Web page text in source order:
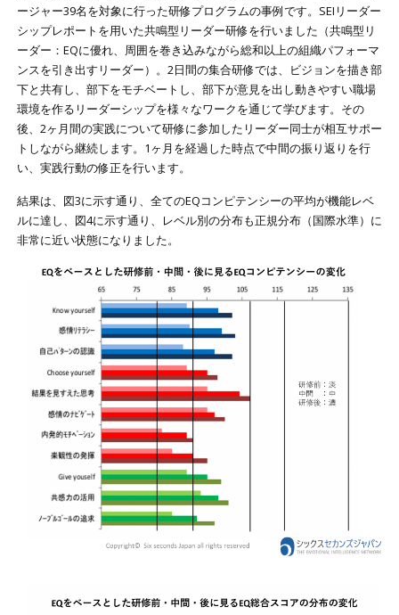
ージャー39名を対象に行った研修プログラムの事例です。SEIリーダー
シップレポートを用いた共鳴型リーダー研修を行いました（共鳴型リ
ーダー：EQに優れ、周囲を巻き込みながら総和以上の組織パフォーマ
ンスを引き出すリーダー）。2日間の集合研修では、ビジョンを描き部
下と共有し、部下をモチベートし、部下が意見を出し動きやすい職場
環境を作るリーダーシップを様々なワークを通じて学びます。その
後、2ヶ月間の実践について研修に参加したリーダー同士が相互サポー
トしながら継続します。1ヶ月を経過した時点で中間の振り返りを行
い、実践行動の修正を行います。
結果は、図3に示す通り、全てのEQコンピテンシーの平均が機能レベ
ルに達し、図4に示す通り、レベル別の分布も正規分布（国際水準）に
非常に近い状態になりました。